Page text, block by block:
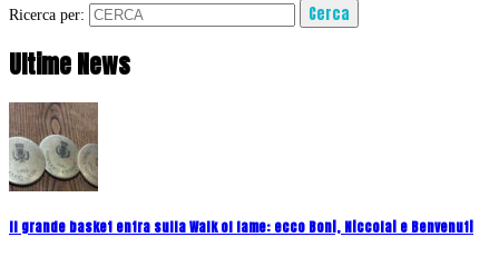
Ricerca per:
Ultime News
Il grande basket entra sulla Walk of fame: ecco Boni, Niccolai e Benvenuti